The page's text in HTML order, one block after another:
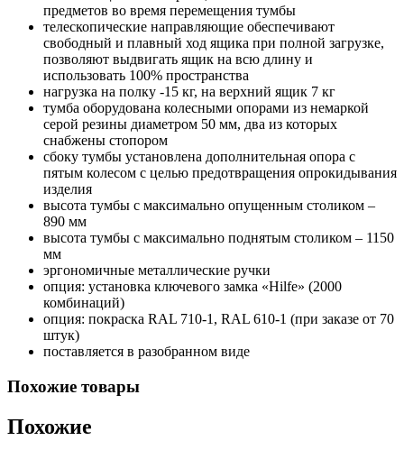
предметов во время перемещения тумбы
телескопические направляющие обеспечивают
свободный и плавный ход ящика при полной загрузке,
позволяют выдвигать ящик на всю длину и
использовать 100% пространства
нагрузка на полку -15 кг, на верхний ящик 7 кг
тумба оборудована колесными опорами из немаркой
серой резины диаметром 50 мм, два из которых
снабжены стопором
сбоку тумбы установлена дополнительная опора с
пятым колесом с целью предотвращения опрокидывания
изделия
высота тумбы с максимально опущенным столиком –
890 мм
высота тумбы с максимально поднятым столиком – 1150
мм
эргономичные металлические ручки
опция: установка ключевого замка «Hilfe» (2000
комбинаций)
опция: покраска RAL 710-1, RAL 610-1 (при заказе от 70
штук)
поставляется в разобранном виде
Похожие товары
Похожие